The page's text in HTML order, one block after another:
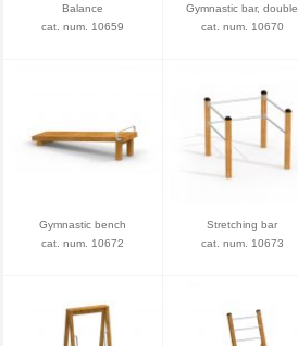
Balance
cat. num. 10659
Gymnastic bar, double
cat. num. 10670
Gymnastic bench
cat. num. 10672
Stretching bar
cat. num. 10673